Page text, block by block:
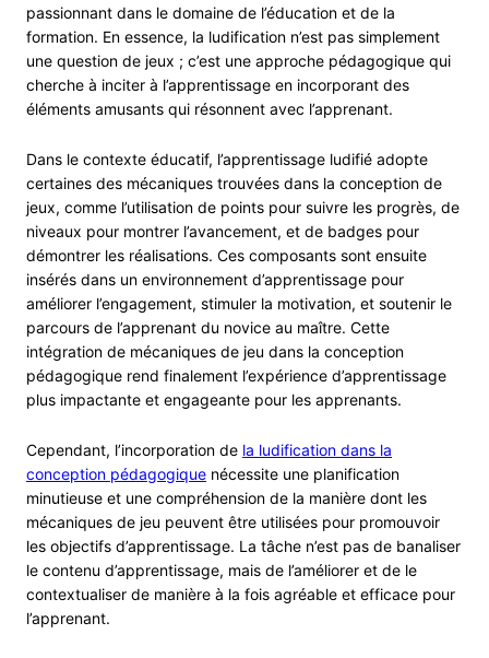
passionnant dans le domaine de l’éducation et de la
formation. En essence, la ludification n’est pas simplement
une question de jeux ; c’est une approche pédagogique qui
cherche à inciter à l’apprentissage en incorporant des
éléments amusants qui résonnent avec l’apprenant.
Dans le contexte éducatif, l’apprentissage ludifié adopte
certaines des mécaniques trouvées dans la conception de
jeux, comme l’utilisation de points pour suivre les progrès, de
niveaux pour montrer l’avancement, et de badges pour
démontrer les réalisations. Ces composants sont ensuite
insérés dans un environnement d’apprentissage pour
améliorer l’engagement, stimuler la motivation, et soutenir le
parcours de l’apprenant du novice au maître. Cette
intégration de mécaniques de jeu dans la conception
pédagogique rend finalement l’expérience d’apprentissage
plus impactante et engageante pour les apprenants.
Cependant, l’incorporation de la ludification dans la
conception pédagogique nécessite une planification
minutieuse et une compréhension de la manière dont les
mécaniques de jeu peuvent être utilisées pour promouvoir
les objectifs d’apprentissage. La tâche n’est pas de banaliser
le contenu d’apprentissage, mais de l’améliorer et de le
contextualiser de manière à la fois agréable et efficace pour
l’apprenant.